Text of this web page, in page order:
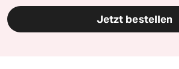
Jetzt bestellen